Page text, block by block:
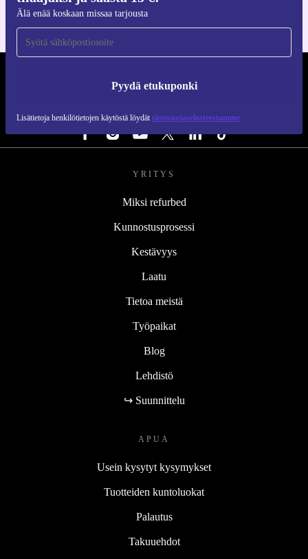
Älä enää koskaan missaa tarjousta
Pyydä etukuponki
Lisätietoja henkilötietojen käytöstä löydät tietosuojaselosteestamme
YRITYS
Miksi refurbed
Kunnostusprosessi
Kestävyys
Laatu
Tietoa meistä
Työpaikat
Blog
Lehdistö
↪ Suunnittelu
APUA
Usein kysytyt kysymykset
Tuotteiden kuntoluokat
Palautus
Takuuehdot